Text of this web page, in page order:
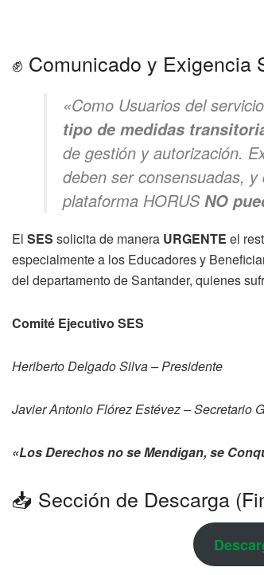
✊ Comunicado y Exigencia
«Como Usuarios del
tipo de medidas
de gestión y autorización.
deben ser consensuadas,
plataforma HORUSNO
El SES solicita de manera URGENTE el
especialmente a los Educadores y
del departamento de Santander, quienes
Comité Ejecutivo SES
Heriberto Delgado Silva – Presidente
Javier Antonio Flórez Estévez – Secretario
«Los Derechos no se Mendigan, se
📥 Sección de Descarga